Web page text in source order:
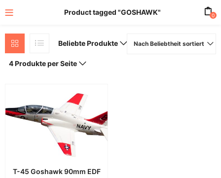
Product tagged "GOSHAWK" 0
Beliebte Produkte Nach Beliebtheit sortiert
4 Produkte per Seite
T-45 Goshawk 90mm EDF